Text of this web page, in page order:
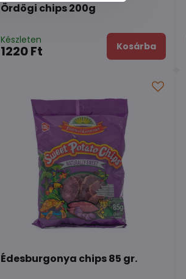
Ördögi chips 200g
Készleten
1220 Ft Kosárba
Édesburgonya chips 85 gr.